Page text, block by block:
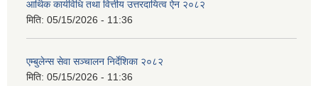
आर्थिक कार्यविधि तथा वित्तीय उत्तरदायित्व ऐन २०८२
मिति: 05/15/2026 - 11:36
एम्बुलेन्स सेवा सञ्चालन निर्देशिका २०८२
मिति: 05/15/2026 - 11:36